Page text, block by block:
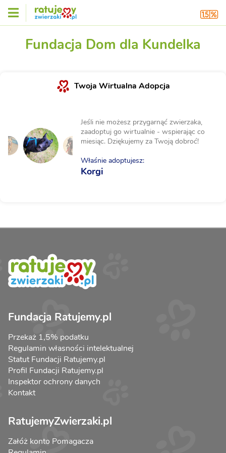
Fundacja Dom dla Kundelka
Twoja Wirtualna Adopcja
Jeśli nie możesz przygarnąć zwierzaka,
zaadoptuj go wirtualnie - wspierając co
miesiąc. Dziękujemy za Twoją dobroć!
Właśnie adoptujesz:
Korgi
Fundacja Ratujemy.pl
Przekaż 1,5% podatku
Regulamin własności intelektualnej
Statut Fundacji Ratujemy.pl
Profil Fundacji Ratujemy.pl
Inspektor ochrony danych
Kontakt
RatujemyZwierzaki.pl
Załóż konto Pomagacza